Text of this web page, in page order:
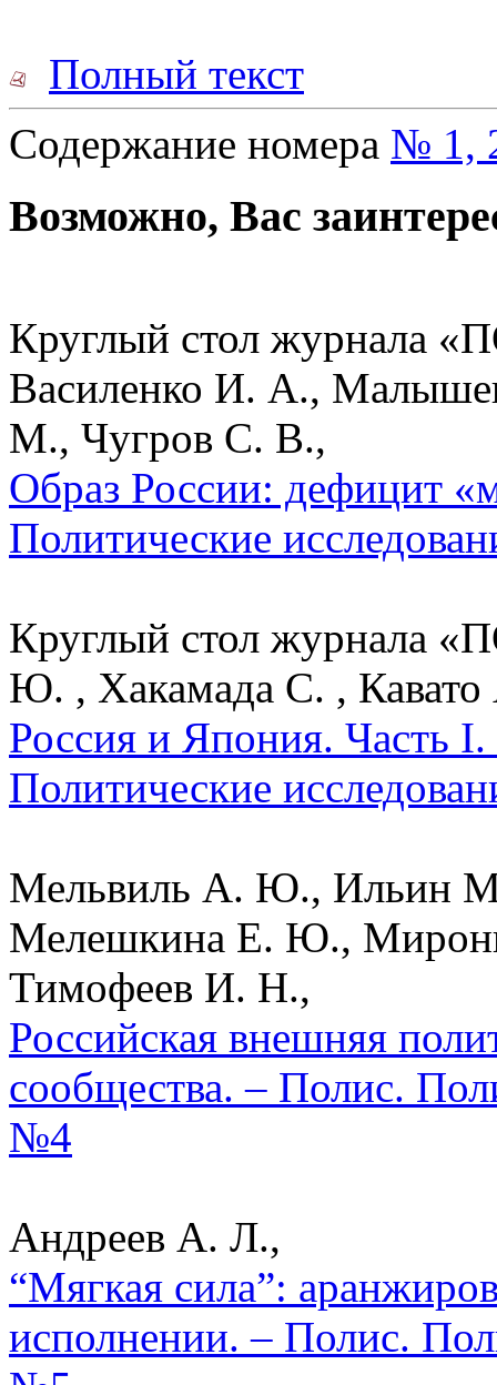
Полный текст
Содержание номера № 1,
Возможно, Вас
Круглый стол журнала
Василенко И. А.,
М., Чугров С. В.,
Образ России: дефицит
Политические
Круглый стол журнала
Ю. , Хакамада С. ,
Россия и Япония. Часть
Политические
Мельвиль А. Ю., Ильин
Мелешкина Е. Ю.,
Тимофеев И. Н.,
Российская внешняя
сообщества. – Полис.
№4
Андреев А. Л.,
“Мягкая сила”:
исполнении. – Полис.